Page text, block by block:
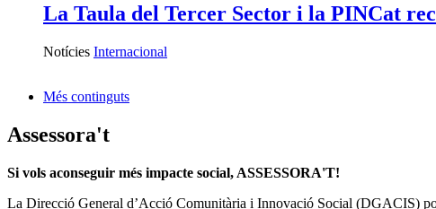
La Taula del Tercer Sector i la PINCat
Notícies Internacional
Més continguts
Assessora't
Si vols aconseguir més impacte social, ASSESSORA'T!
La Direcció General d’Acció Comunitària i Innovació Social (DGACIS)